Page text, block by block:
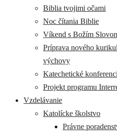
Biblia tvojimi očami
Noc čítania Biblie
Víkend s Božím
Príprava nového
výchovy
Katechetické
Projekt programu
Vzdelávanie
Katolícke školstvo
Právne